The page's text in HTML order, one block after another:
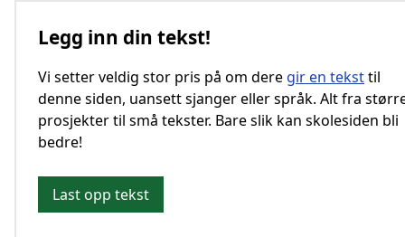
Legg inn din tekst!
Vi setter veldig stor pris på om dere gir en teksttil
denne siden, uansett sjanger eller språk. Alt fra
prosjekter til små tekster. Bare slik kan skolesiden bli
bedre!
Last opp tekst